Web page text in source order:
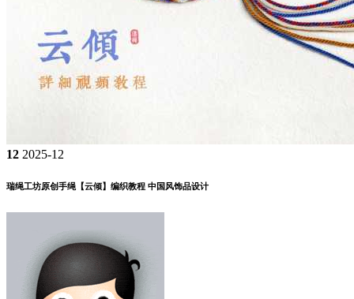
12 2025-12
瑞绳工坊原创手绳【云倾】编织教程 中国风饰品设计